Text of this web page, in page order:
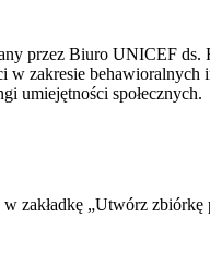
przez Biuro UNICEF
w zakresie
umiejętności społecznych.
zakładkę „Utwórz